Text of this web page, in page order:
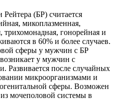
(БР) считается
микоплазменная,
трихомонадная, гонорейная и
в 60% и более случаев.
сферы у мужчин с БР
у мужчин с
Развивается после случайных
микроорганизмами и
сферы. Возможен
мочеполовой системы в